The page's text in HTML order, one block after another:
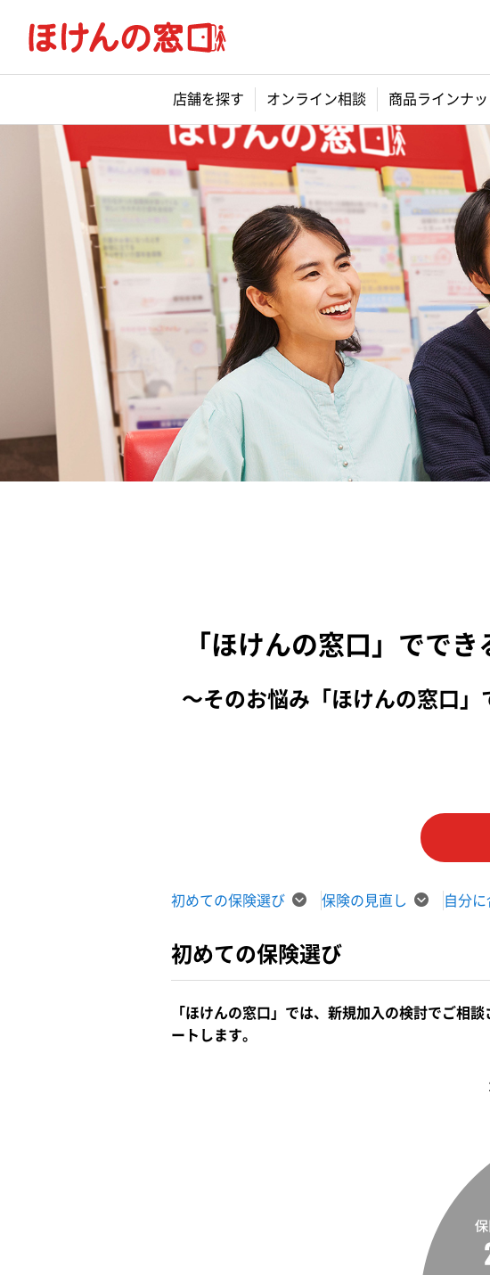
店舗を探す オンライン相談 商品ラインナ
「ほけんの窓口」ででき
～そのお悩み「ほけんの窓口
初めての保険選び 保険の見直し 自分
初めての保険選び
「ほけんの窓口」では、新規加入の検討でご相
ートします。